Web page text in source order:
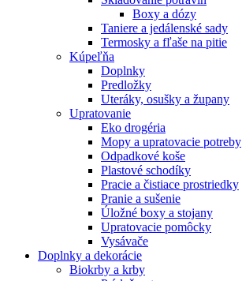
Boxy a dózy
Taniere a jedálenské sady
Termosky a fľaše na pitie
Kúpeľňa
Doplnky
Predložky
Uteráky, osušky a župany
Upratovanie
Eko drogéria
Mopy a upratovacie potreby
Odpadkové koše
Plastové schodíky
Pracie a čistiace prostriedky
Pranie a sušenie
Úložné boxy a stojany
Upratovacie pomôcky
Vysávače
Doplnky a dekorácie
Biokrby a krby